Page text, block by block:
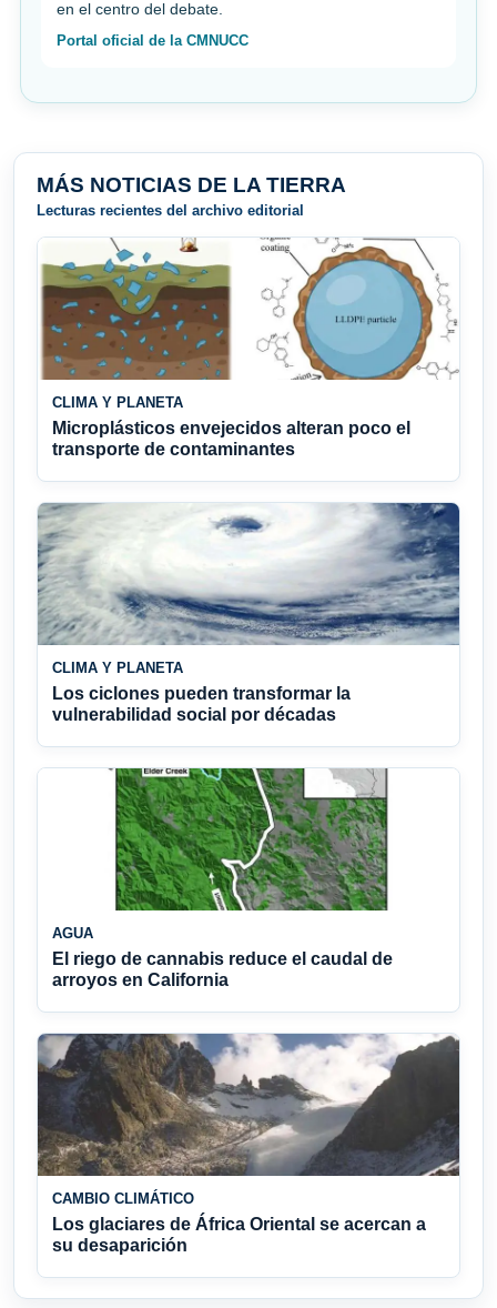
en el centro del debate.
Portal oficial de la CMNUCC
MÁS NOTICIAS DE LA TIERRA
Lecturas recientes del archivo editorial
CLIMA Y PLANETA
Microplásticos envejecidos alteran poco el
transporte de contaminantes
CLIMA Y PLANETA
Los ciclones pueden transformar la
vulnerabilidad social por décadas
AGUA
El riego de cannabis reduce el caudal de
arroyos en California
CAMBIO CLIMÁTICO
Los glaciares de África Oriental se acercan a
su desaparición